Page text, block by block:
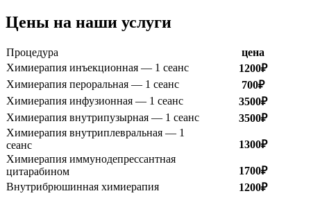
Цены на наши услуги
Процедура
цена
Химиерапия инъекционная — 1 сеанс
1200₽
Химиерапия пероральная — 1 сеанс
700₽
Химиерапия инфузионная — 1 сеанс
3500₽
Химиерапия внутрипузырная — 1 сеанс
3500₽
Химиерапия внутриплевральная — 1
сеанс
1300₽
Химиерапия иммунодепрессантная
цитарабином
1700₽
Внутрибрюшинная химиерапия
1200₽